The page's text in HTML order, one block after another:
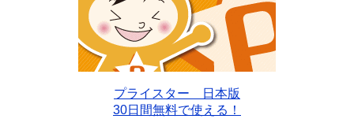
プライスター 日本版
30日間無料で使える！